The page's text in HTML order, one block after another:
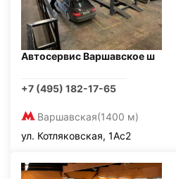
Автосервис Варшавское ш
+7 (495) 182-17-65
Варшавская(1400 м)
ул. Котляковская, 1Ас2